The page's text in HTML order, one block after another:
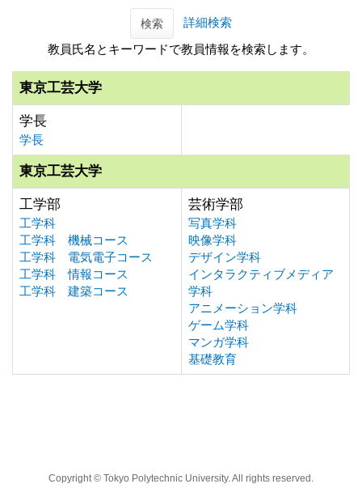
検索
詳細検索
教員氏名とキーワードで教員情報を検索します。
東京工芸大学
学長
学長
東京工芸大学
工学部
工学科
工学科 機械コース
工学科 電気電子コース
工学科 情報コース
工学科 建築コース
芸術学部
写真学科
映像学科
デザイン学科
インタラクティブメディア
学科
アニメーション学科
ゲーム学科
マンガ学科
基礎教育
Copyright © Tokyo Polytechnic University. All rights reserved.